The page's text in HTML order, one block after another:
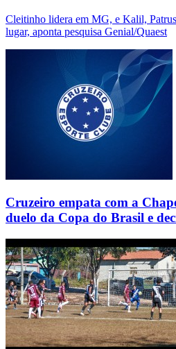
Cleitinho lidera em MG, e Kalil,
lugar, aponta pesquisa Genial/Quaest
Cruzeiro empata com a
duelo da Copa do Brasil e